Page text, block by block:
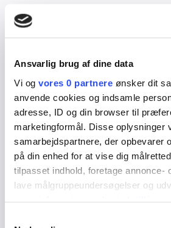
Ansvarlig brug af dine data
Vi og vores 0 partnere ønsker dit
anvende cookies og indsamle
adresse, ID og din browser til
marketingformål. Disse oplysninger
samarbejdspartnere, der opbevarer
på din enhed for at vise dig
tilpasset indhold, foretage annonce-
lave målgruppeundersøgelser og
Uanset hvor I vælger at modtage
at indkaldelser til regelmæssige
foretages med det interval, der er
kommunalbestyrelsen i Varde
Undersøgelsestidspunkter. Det
tandbehandlinger, som jeres barn
i Varde Tandpleje, dem skal I selv
tandlægepraksis.